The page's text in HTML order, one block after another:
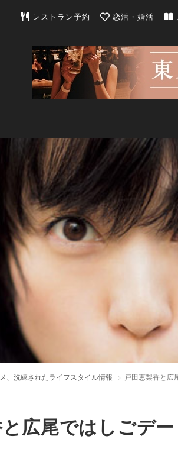
東京カレンダー | 最新のグルメ、洗練
レストラン予約 恋活・婚活
、洗練されたライフスタイル情報 戸田恵梨香と広
広尾ではしごデ